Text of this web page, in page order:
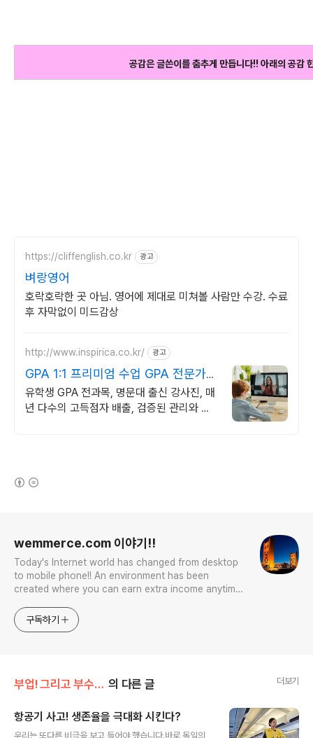
공감은 글쓴이를 춤추게 만듭니다!! 아래의 공감
https://cliffenglish.co.kr 광고
벼랑영어
호락호락한 곳 아님. 영어에 제대로 미쳐볼 사람만 수강. 수료
후 자막없이 미드감상
http://www.inspirica.co.kr/ 광고
GPA 1:1 프리미엄 수업 GPA 전문가들
의 밀착 관리
유학생 GPA 전과목, 명문대 출신 강사진, 매
년 다수의 고득점자 배출, 검증된 관리와 강
wemmerce.com 이야기!!
Today's Internet world has changed from desktop
to mobile phone!! An environment has been
created where you can earn extra income anytime,
competition. Now let’s turn our eyes to the world!
You can enter
구독하기
부업! 그리고 부수입!! 의 다른 글 더보기
항공기 사고! 생존율을 극대화 시킨다?
우리는 또다른 비극을 보고 들어야 했습니다.바로 독일의